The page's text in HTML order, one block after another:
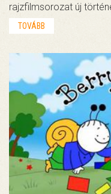
rajzfilmsorozat új
TOVÁBB